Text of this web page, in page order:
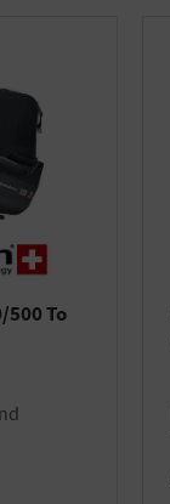
500 To